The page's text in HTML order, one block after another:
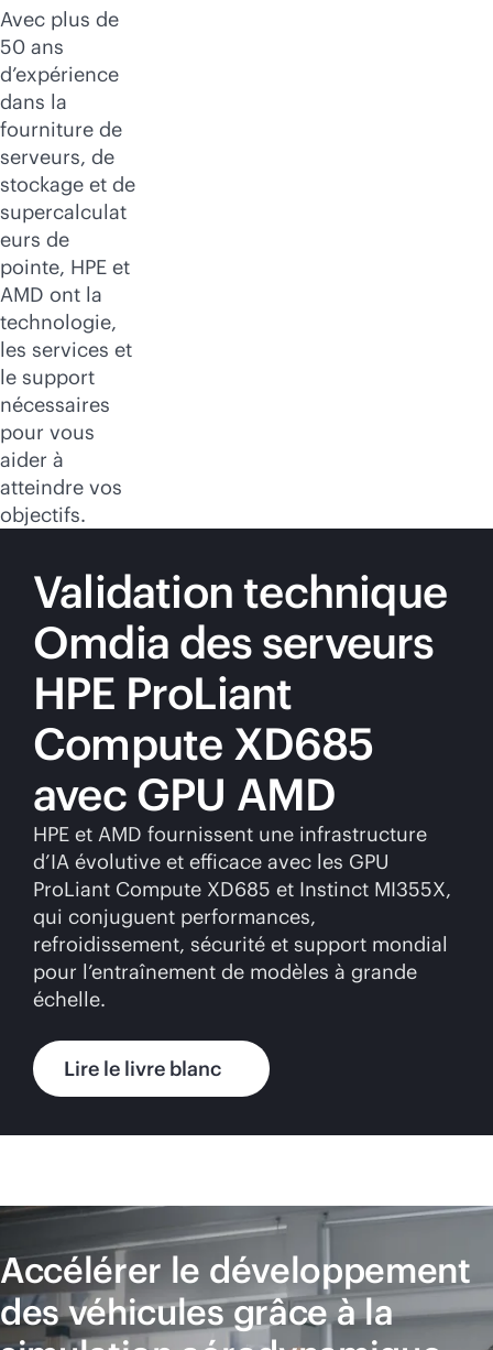
Avec plus de
50 ans
d’expérience
dans la
fourniture de
serveurs, de
stockage et de
supercalculat
eurs de
pointe, HPE et
AMD ont la
technologie,
les services et
le support
nécessaires
pour vous
aider à
atteindre vos
objectifs.
Validation technique
Omdia des serveurs
HPE ProLiant
Compute XD685
avec GPU AMD
HPE et AMD fournissent une infrastructure
d’IA évolutive et efficace avec les GPU
ProLiant Compute XD685 et Instinct MI355X,
qui conjuguent performances,
refroidissement, sécurité et support mondial
pour l’entraînement de modèles à grande
échelle.
Lire le livre blanc
Accélérer le développement
des véhicules grâce à la